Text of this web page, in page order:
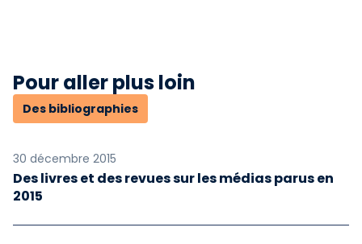
Pour aller plus loin
Des bibliographies
30 décembre 2015
Des livres et des revues sur les médias parus en
2015